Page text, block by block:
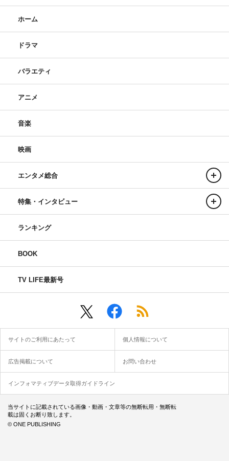
ホーム
ドラマ
バラエティ
アニメ
音楽
映画
エンタメ総合
特集・インタビュー
ランキング
BOOK
TV LIFE最新号
サイトのご利用にあたって 個人情報について
広告掲載について お問い合わせ
インフォマティブデータ取得ガイドライン
当サイトに記載されている画像・動画・文章等の無断転用・無断転
載は固くお断り致します。
© ONE PUBLISHING